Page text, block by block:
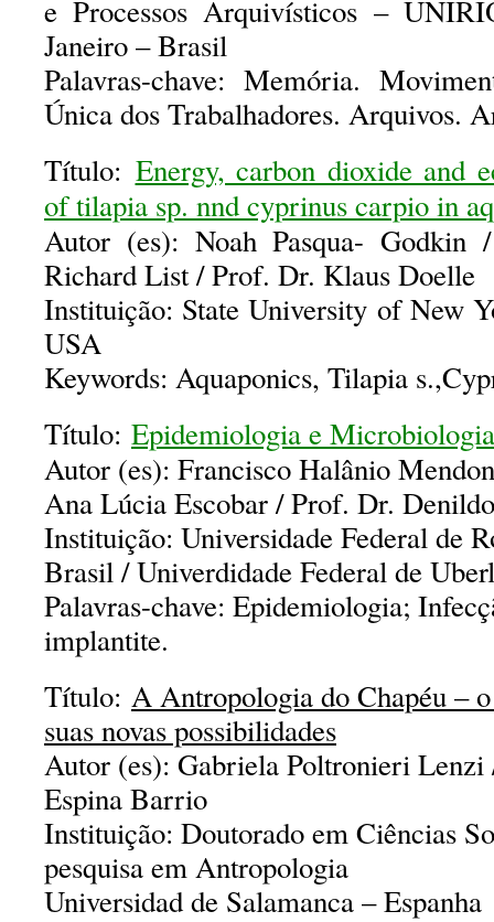
e Processos Arquivísticos –
Janeiro – Brasil
Palavras-chave: Memória.
Única dos Trabalhadores. Arquivos.
Título: Energy, carbon dioxide and
of tilapia sp. nnd cyprinus carpio in
Autor (es): Noah Pasqua- Godkin
Richard List / Prof. Dr. Klaus Doelle
Instituição: State University of New
USA
Keywords: Aquaponics, Tilapia
Título: Epidemiologia e
Autor (es): Francisco Halânio
Ana Lúcia Escobar / Prof. Dr.
Instituição: Universidade Federal de
Brasil / Univerdidade Federal de
Palavras-chave: Epidemiologia;
implantite.
Título: A Antropologia do Chapéu –
suas novas possibilidades
Autor (es): Gabriela Poltronieri
Espina Barrio
Instituição: Doutorado em Ciências
pesquisa em Antropologia
Universidad de Salamanca – Espanha